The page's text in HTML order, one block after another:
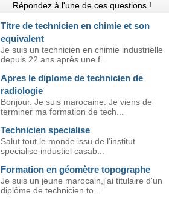
Répondez à l'une de ces questions !
Titre de technicien en chimie et son
equivalent
Je suis un technicien en chimie industrielle
depuis 22 ans après une f...
Apres le diplome de technicien de
radiologie
Bonjour. Je suis marocaine. Je viens de
terminer ma formation de tech...
Technicien specialise
Salut tout le monde issu de l'institut
specialise industiel casab...
Formation en géomètre topographe
Je suis un jeune marocain,j'ai titulaire d'un
diplôme de technicien to...